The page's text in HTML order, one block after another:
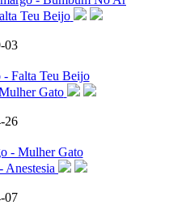
03
- Falta Teu Beijo
26
- Mulher Gato
07